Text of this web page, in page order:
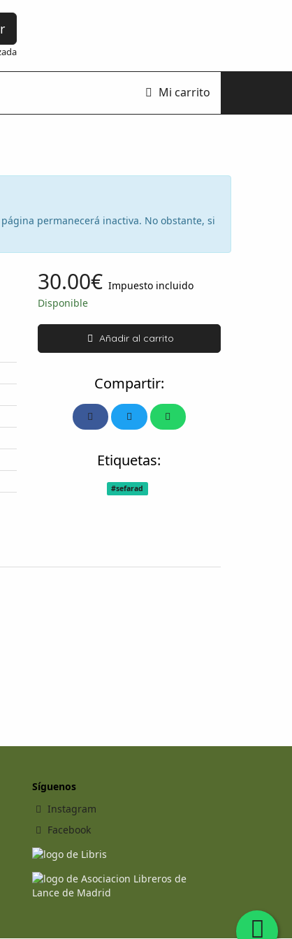
Mi carrito
permanecerá inactiva. No obstante, si
30.00€ Impuesto incluido
Disponible
Añadir al carrito
Compartir:
Etiquetas:
#sefarad
Síguenos
Instagram
Facebook